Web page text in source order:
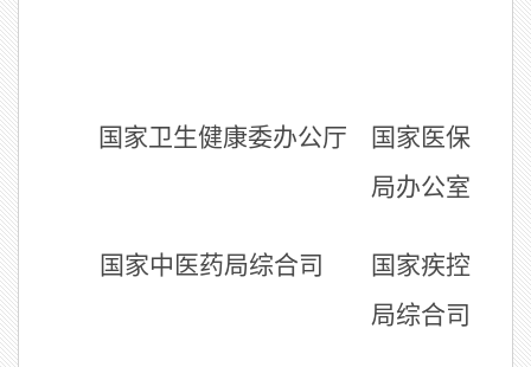
国家卫生健康委办公厅
国家医保
局办公室
国家中医药局综合司
国家疾控
局综合司